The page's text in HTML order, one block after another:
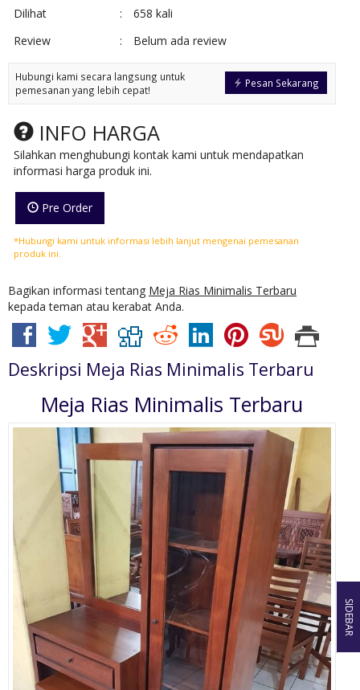
Dilihat
:
658 kali
Review
: Belum ada review
Pesan Sekarang
Hubungi kami secara langsung untuk
pemesanan yang lebih cepat!
INFO HARGA
Silahkan menghubungi kontak kami untuk mendapatkan
informasi harga produk ini.
Pre Order
*Hubungi kami untuk informasi lebih lanjut mengenai pemesanan
produk ini.
Bagikan informasi tentang Meja Rias Minimalis Terbaru
kepada teman atau kerabat Anda.
Deskripsi Meja Rias Minimalis Terbaru
Meja Rias Minimalis Terbaru
SIDEBAR